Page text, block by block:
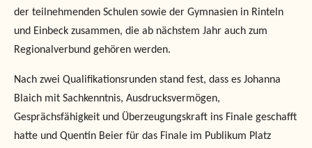
der teilnehmenden Schulen sowie der Gymnasien in Rinteln
und Einbeck zusammen, die ab nächstem Jahr auch zum
Regionalverbund gehören werden.
Nach zwei Qualifikationsrunden stand fest, dass es Johanna
Blaich mit Sachkenntnis, Ausdrucksvermögen,
Gesprächsfähigkeit und Überzeugungskraft ins Finale geschafft
hatte und Quentin Beier für das Finale im Publikum Platz